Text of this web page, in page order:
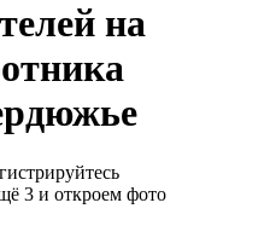
на
3 и откроем фото